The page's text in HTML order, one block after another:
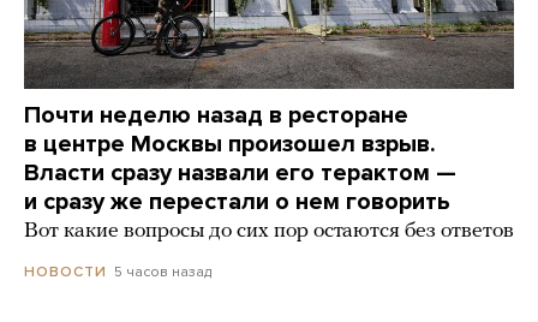
Почти неделю назад в ресторане
в центре Москвы произошел взрыв.
Власти сразу назвали его терактом —
и сразу же перестали о нем говорить
Вот какие вопросы до сих пор остаются без ответов
НОВОСТИ 5 часов назад